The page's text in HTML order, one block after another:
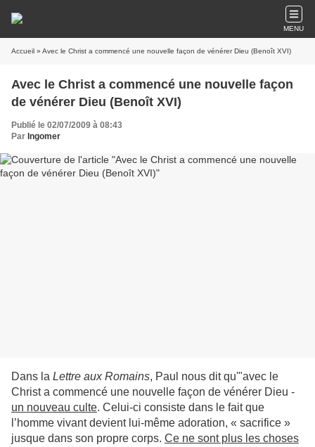
MENU
Accueil » Avec le Christ a commencé une nouvelle façon de vénérer Dieu (Benoît XVI)
Avec le Christ a commencé une nouvelle façon
de vénérer Dieu (Benoît XVI)
Publié le 02/07/2009 à 08:43
Par Ingomer
Dans la Lettre aux Romains, Paul nous dit qu'"avec le
Christ a commencé une nouvelle façon de vénérer Dieu -
un nouveau culte. Celui-ci consiste dans le fait que
l’homme vivant devient lui-même adoration, « sacrifice »
jusque dans son propre corps. Ce ne sont plus les choses